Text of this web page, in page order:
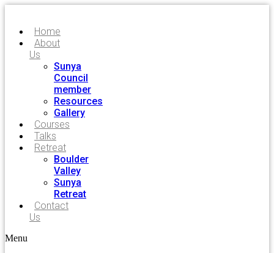
Home
About
Us
Sunya
Council
member
Resources
Gallery
Courses
Talks
Retreat
Boulder
Valley
Sunya
Retreat
Contact
Us
Menu